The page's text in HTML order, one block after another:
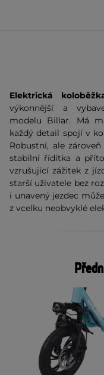
Elektrická
výkonnější a
modelu Billar. Má
každý detail spojí v
Robustní, ale
stabilní řídítka a
vzrušující zážitek z
starší uživatele bez
i unavený jezdec
z vcelku neobvyklé